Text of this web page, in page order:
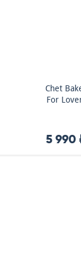
Chet
For
5 990